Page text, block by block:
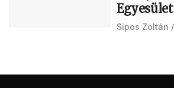
Egyesület
Sipos Zoltán